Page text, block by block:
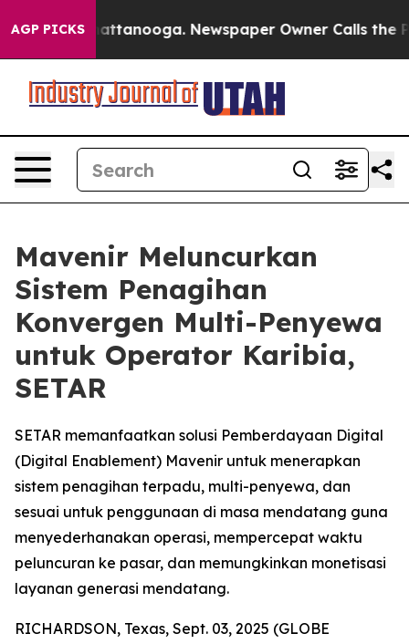
AGP PICKS
in Chattanooga. Newspaper Owner Calls the
Mavenir Meluncurkan
Sistem Penagihan
Konvergen Multi-Penyewa
untuk Operator Karibia,
SETAR
SETAR memanfaatkan solusi Pemberdayaan Digital
(Digital Enablement) Mavenir untuk menerapkan
sistem penagihan terpadu, multi-penyewa, dan
sesuai untuk penggunaan di masa mendatang guna
menyederhanakan operasi, mempercepat waktu
peluncuran ke pasar, dan memungkinkan monetisasi
layanan generasi mendatang.
RICHARDSON, Texas, Sept. 03, 2025 (GLOBE